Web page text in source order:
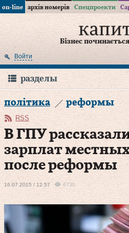
on-line архів номерів Спецпроекти
Бізнес
Войти
разделы
політика реформы
RSS
В ГПУ
зарплат
после реформы
16.07.2015 / 12:57 6730